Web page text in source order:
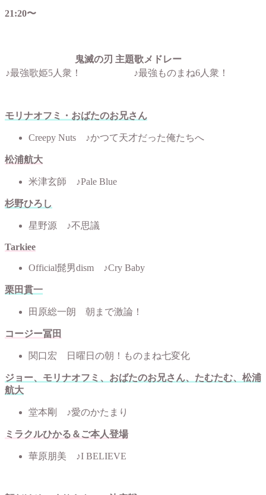
21:20〜
鬼滅の刃 主題歌メドレー
♪最強歌姫5人衆！
♪最強ものまね6人衆！
モリナオフミ・おばたのお兄さん
Creepy Nuts ♪かつて天才だった俺たちへ
松浦航大
米津玄師 ♪Pale Blue
杉野ひろし
星野源 ♪不思議
Tarkiee
Official髭男dism ♪Cry Baby
栗田貫一
田原総一朗 朝まで激論！
コージー冨田
関口宏 日曜日の朝！ものまね七変化
ジョー、モリナオフミ、おばたのお兄さん、たむたむ、松浦
航大
堂本剛 ♪愛のかたまり
ミラクルひかる＆ご本人登場
華原朋美 ♪I BELIEVE